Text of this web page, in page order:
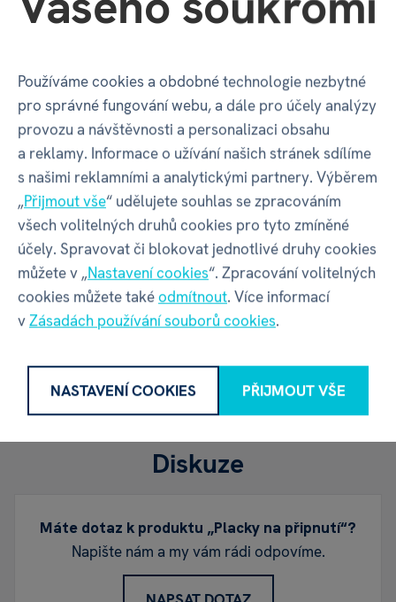
186 00 | Česko
Recenze
Máte zkušenost s tímto zbožím?
Napište recenzi a pomozte ostatním s výběrem.
Pravidla recenzí
Diskuze
Máte dotaz k produktu „Placky na připnutí“?
Napište nám a my vám rádi odpovíme.
Používáme cookies a obdobné technologie nezbytné
pro správné fungování webu, a dále pro účely analýzy
provozu a návštěvnosti a personalizaci obsahu
a reklamy. Informace o užívání našich stránek sdílíme
s našimi reklamními a analytickými partnery. Výběrem
„Přijmout vše“ udělujete souhlas se zpracováním
všech volitelných druhů cookies pro tyto zmíněné
účely. Spravovat či blokovat jednotlivé druhy cookies
můžete v „Nastavení cookies“. Zpracování volitelných
cookies můžete takéodmítnout. Více informací
vZásadách používání souborů cookies.
NASTAVENÍ COOKIES PŘIJMOUT VŠE